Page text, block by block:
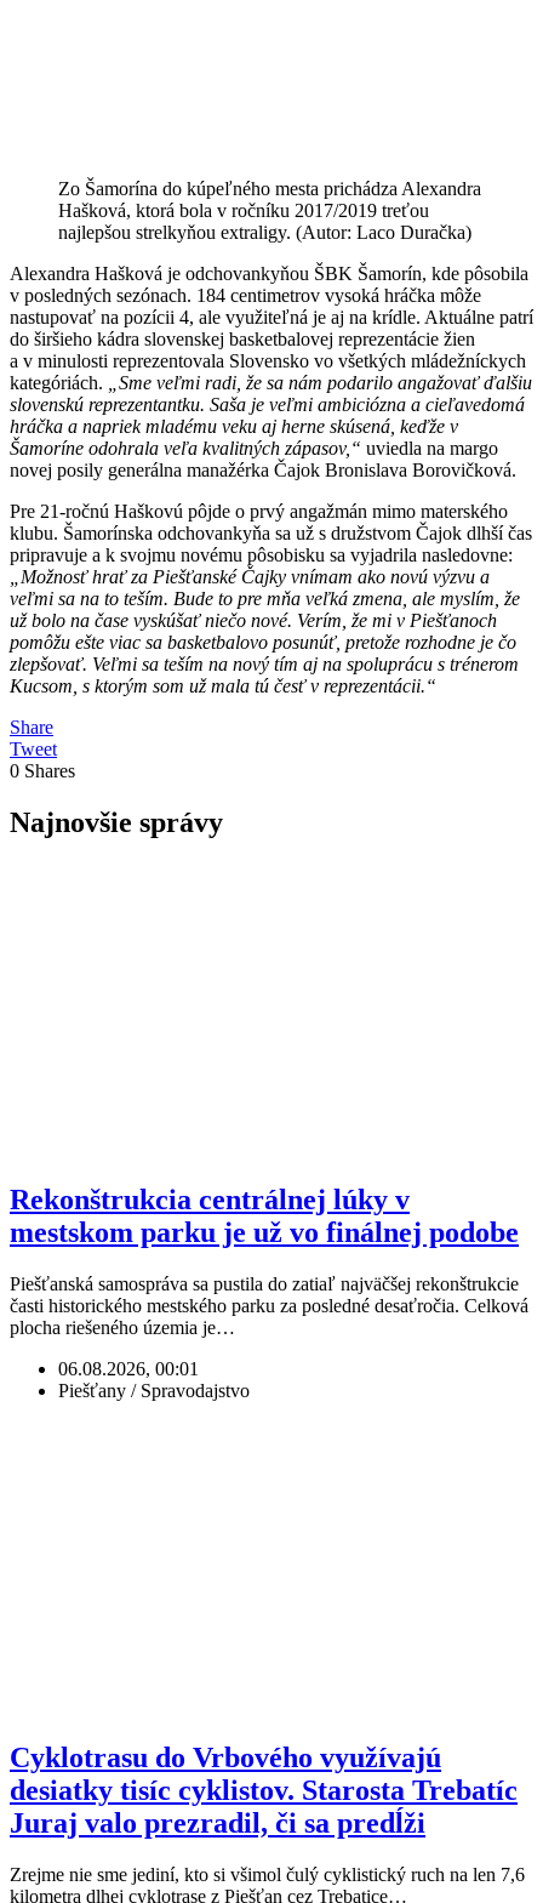
Zo Šamorína do kúpeľného mesta prichádza Alexandra
Hašková, ktorá bola v ročníku 2017/2019 treťou
najlepšou strelkyňou extraligy. (Autor: Laco Duračka)
Alexandra Hašková je odchovankyňou ŠBK Šamorín, kde pôsobila
v posledných sezónach. 184 centimetrov vysoká hráčka môže
nastupovať na pozícii 4, ale využiteľná je aj na krídle. Aktuálne patrí
do širšieho kádra slovenskej basketbalovej reprezentácie žien
a v minulosti reprezentovala Slovensko vo všetkých mládežníckych
kategóriách. „Sme veľmi radi, že sa nám podarilo angažovať ďalšiu
slovenskú reprezentantku. Saša je veľmi ambiciózna a cieľavedomá
hráčka a napriek mladému veku aj herne skúsená, keďže v
Šamoríne odohrala veľa kvalitných zápasov,“ uviedla na margo
novej posily generálna manažérka Čajok Bronislava Borovičková.
Pre 21-ročnú Haškovú pôjde o prvý angažmán mimo materského
klubu. Šamorínska odchovankyňa sa už s družstvom Čajok dlhší čas
pripravuje a k svojmu novému pôsobisku sa vyjadrila nasledovne:
„Možnosť hrať za Piešťanské Čajky vnímam ako novú výzvu a
veľmi sa na to teším. Bude to pre mňa veľká zmena, ale myslím, že
už bolo na čase vyskúšať niečo nové. Verím, že mi v Piešťanoch
pomôžu ešte viac sa basketbalovo posunúť, pretože rozhodne je čo
zlepšovať. Veľmi sa teším na nový tím aj na spoluprácu s trénerom
Kucsom, s ktorým som už mala tú česť v reprezentácii.“
Share
Tweet
0 Shares
Najnovšie správy
Rekonštrukcia centrálnej lúky v
mestskom parku je už vo finálnej podobe
Piešťanská samospráva sa pustila do zatiaľ najväčšej rekonštrukcie
časti historického mestského parku za posledné desaťročia. Celková
plocha riešeného územia je…
06.08.2026, 00:01
Piešťany / Spravodajstvo
Cyklotrasu do Vrbového využívajú
desiatky tisíc cyklistov. Starosta Trebatíc
Juraj valo prezradil, či sa predĺži
Zrejme nie sme jediní, kto si všimol čulý cyklistický ruch na len 7,6
kilometra dlhej cyklotrase z Piešťan cez Trebatice…